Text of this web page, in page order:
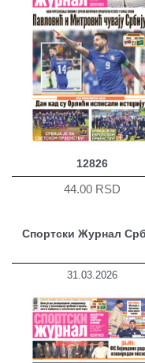
12826
44.00 RSD
Спортски Журнал
31.03.2026